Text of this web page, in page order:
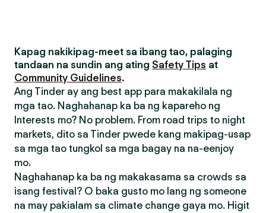
Kapag nakikipag-meet sa ibang tao, palaging
tandaan na sundin ang ating Safety Tips at
Community Guidelines.
Ang Tinder ay ang best app para makakilala ng
mga tao. Naghahanap ka ba ng kapareho ng
Interests mo? No problem. From road trips to night
markets, dito sa Tinder pwede kang makipag-usap
sa mga tao tungkol sa mga bagay na na-eenjoy
mo.
Naghahanap ka ba ng makakasama sa crowds sa
isang festival? O baka gusto mo lang ng someone
na may pakialam sa climate change gaya mo. Higit